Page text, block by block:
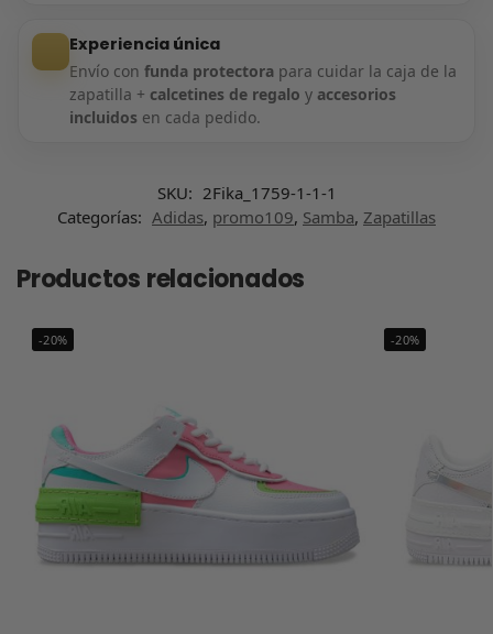
Experiencia única
Envío con funda protectorapara cuidar la caja de la
zapatilla + calcetines de regalo y accesorios
incluidos en cada pedido.
SKU: 2Fika_1759-1-1-1
Categorías: Adidas, promo109, Samba, Zapatillas
Productos relacionados
-20% -20%